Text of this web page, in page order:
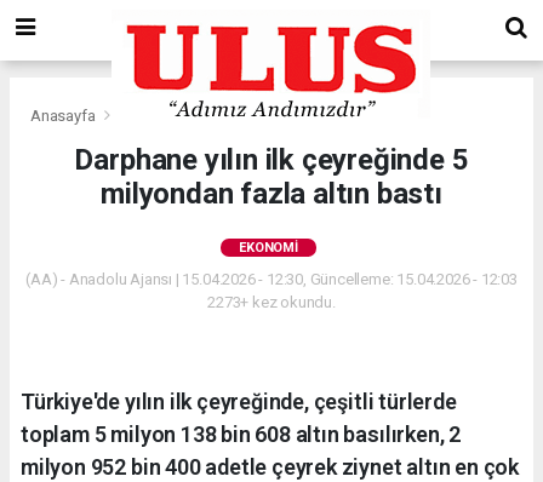
Anasayfa Ekonomi
Darphane yılın ilk çeyreğinde 5
milyondan fazla altın bastı
EKONOMI
(AA) - Anadolu Ajansı | 15.04.2026 - 12:30, Güncelleme: 15.04.2026 - 12:03
2273+ kez okundu.
Türkiye'de yılın ilk çeyreğinde, çeşitli türlerde
toplam 5 milyon 138 bin 608 altın basılırken, 2
milyon 952 bin 400 adetle çeyrek ziynet altın en çok